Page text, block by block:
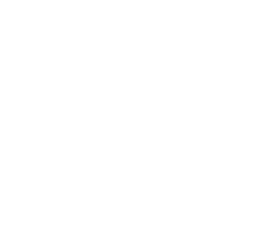
para os sistemas de saúde”